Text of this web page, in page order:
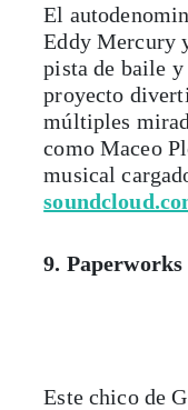
El
Eddy Mercury
pista de baile
proyecto
múltiples
como Maceo
musical
9. Paperworks
Este chico de